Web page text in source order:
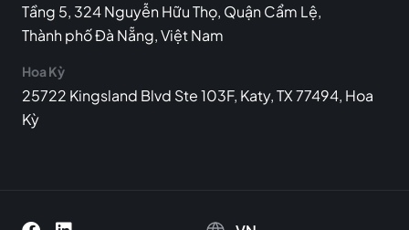
Tầng 5, 324 Nguyễn Hữu Thọ, Quận Cẩm Lệ,
Thành phố Đà Nẵng, Việt Nam
Hoa Kỳ
25722 Kingsland Blvd Ste 103F, Katy, TX 77494, Hoa
Kỳ